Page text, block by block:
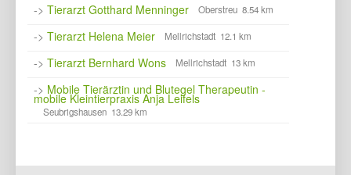
-> Tierarzt Gotthard Menninger Oberstreu 8.54 km
-> Tierarzt Helena Meier Mellrichstadt 12.1 km
-> Tierarzt Bernhard Wons Mellrichstadt 13 km
-> Mobile Tierärztin und Blutegel Therapeutin -
mobile Kleintierpraxis Anja Leifels
Seubrigshausen 13.29 km